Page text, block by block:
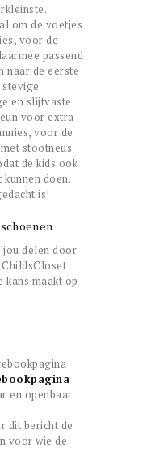
om de voetjes
voor de
passend
naar de eerste
stevige
en slijtvaste
voor extra
voor de
stootneus
de kids ook
doen.
is!
jou delen door
kans maakt op
en openbaar
dit bericht de
voor wie de